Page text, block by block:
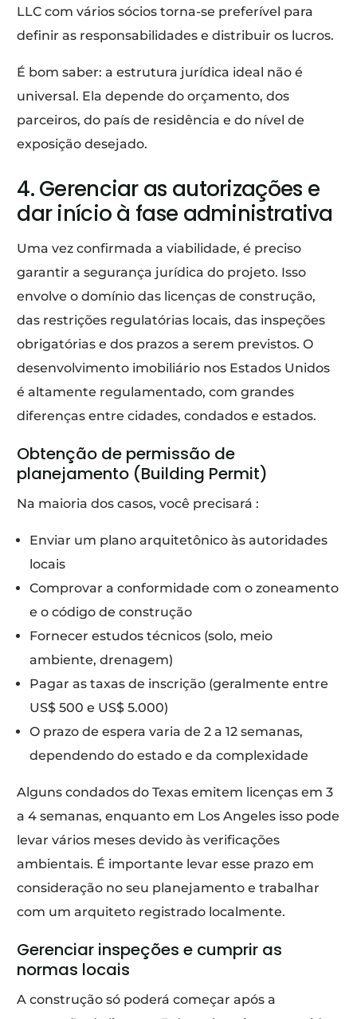
LLC com vários sócios torna-se preferível para
definir as responsabilidades e distribuir os lucros.
É bom saber: a estrutura jurídica ideal não é
universal. Ela depende do orçamento, dos
parceiros, do país de residência e do nível de
exposição desejado.
4. Gerenciar as autorizações e
dar início à fase administrativa
Uma vez confirmada a viabilidade, é preciso
garantir a segurança jurídica do projeto. Isso
envolve o domínio das licenças de construção,
das restrições regulatórias locais, das inspeções
obrigatórias e dos prazos a serem previstos. O
desenvolvimento imobiliário nos Estados Unidos
é altamente regulamentado, com grandes
diferenças entre cidades, condados e estados.
Obtenção de permissão de
planejamento (Building Permit)
Na maioria dos casos, você precisará :
Enviar um plano arquitetônico às autoridades
locais
Comprovar a conformidade com o zoneamento
e o código de construção
Fornecer estudos técnicos (solo, meio
ambiente, drenagem)
Pagar as taxas de inscrição (geralmente entre
US$ 500 e US$ 5.000)
O prazo de espera varia de 2 a 12 semanas,
dependendo do estado e da complexidade
Alguns condados do Texas emitem licenças em 3
a 4 semanas, enquanto em Los Angeles isso pode
levar vários meses devido às verificações
ambientais. É importante levar esse prazo em
consideração no seu planejamento e trabalhar
com um arquiteto registrado localmente.
Gerenciar inspeções e cumprir as
normas locais
A construção só poderá começar após a